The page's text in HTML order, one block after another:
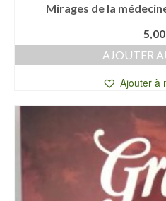
Mirages de la
5,00
AJOUTER
Ajouter à